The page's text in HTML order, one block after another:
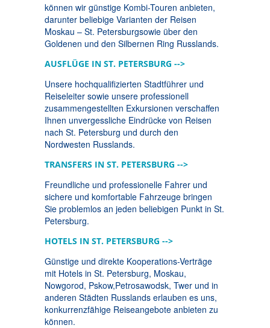
können wir günstige Kombi-Touren anbieten,
darunter beliebige Varianten der Reisen
Moskau – St. Petersburgsowie über den
Goldenen und den Silbernen Ring Russlands.
AUSFLÜGE IN ST. PETERSBURG -->
Unsere hochqualifizierten Stadtführer und
Reiseleiter sowie unsere professionell
zusammengestellten Exkursionen verschaffen
Ihnen unvergessliche Eindrücke von Reisen
nach St. Petersburg und durch den
Nordwesten Russlands.
TRANSFERS IN ST. PETERSBURG -->
Freundliche und professionelle Fahrer und
sichere und komfortable Fahrzeuge bringen
Sie problemlos an jeden beliebigen Punkt in St.
Petersburg.
HOTELS IN ST. PETERSBURG -->
Günstige und direkte Kooperations-Verträge
mit Hotels in St. Petersburg, Moskau,
Nowgorod, Pskow,Petrosawodsk, Twer und in
anderen Städten Russlands erlauben es uns,
konkurrenzfähige Reiseangebote anbieten zu
können.